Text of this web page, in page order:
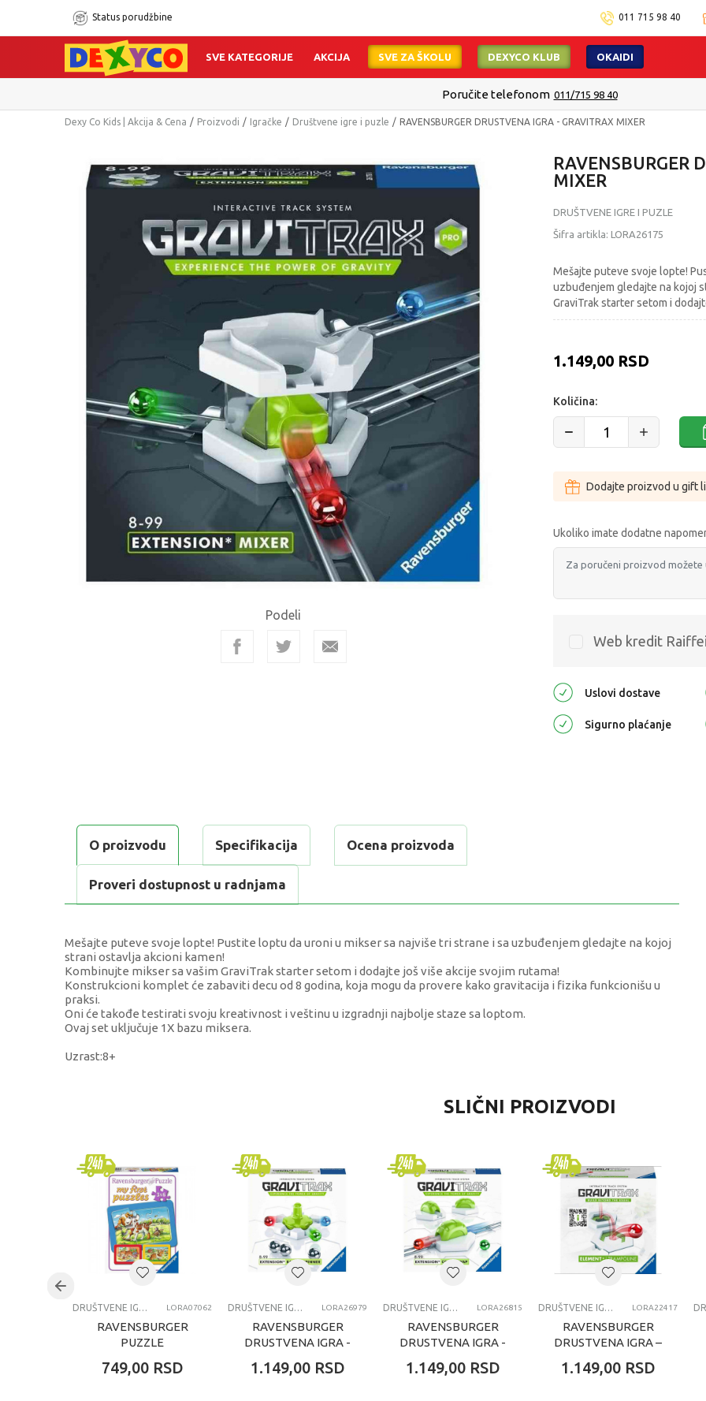
Status porudžbine 011 715 98 40
SVE KATEGORIJE AKCIJA SVE ZA ŠKOLU DEXYCO KLUB OKAIDI
Poručite telefonom 011/715 98 40
Dexy Co Kids | Akcija & Cena Proizvodi Igračke Društvene igre i puzle RAVENSBURGER DRUSTVENA IGRA - GRAVITRAX MIXER
Podeli
RAVENSBURGER
MIXER
DRUŠTVENE IGRE I PUZLE
Šifra artikla: LORA26175
Mešajte puteve svoje lopte!
uzbuđenjem gledajte na kojoj
GraviTrak starter setom i
1.149,00 RSD
Količina:
Dodajte proizvod u gift
Ukoliko imate dodatne
Web kredit
Uslovi dostave
Sigurno plaćanje
O proizvodu Specifikacija Ocena proizvoda
Proveri dostupnost u radnjama
Mešajte puteve svoje lopte! Pustite loptu da uroni u mikser sa najviše tri strane i sa uzbuđenjem gledajte na kojoj
strani ostavlja akcioni kamen!
Kombinujte mikser sa vašim GraviTrak starter setom i dodajte još više akcije svojim rutama!
Konstrukcioni komplet će zabaviti decu od 8 godina, koja mogu da provere kako gravitacija i fizika funkcionišu u
praksi.
Oni će takođe testirati svoju kreativnost i veštinu u izgradnji najbolje staze sa loptom.
Ovaj set uključuje 1X bazu miksera.
Uzrast:8+
Društvene igre i puzle
Brend Ravensburger
Uzrast
Kategorija DRUŠTVENE IGRE I PUZZLE
SLIČNI PROIZVODI
DRUŠTVENE IGRE I PUZLE LORA07062
RAVENSBURGER
PUZZLE
PRVE PUZZLE, 3 U
749,00 RSD
DRUŠTVENE IGRE I PUZLE LORA26979
RAVENSBURGER
DRUSTVENA IGRA -
DODATAK SPINER
1.149,00 RSD
DRUŠTVENE IGRE I PUZLE LORA26815
RAVENSBURGER
DRUSTVENA IGRA -
ZAMENA BOJA
1.149,00 RSD
DRUŠTVENE IGRE I PUZLE LORA22417
RAVENSBURGER
DRUSTVENA IGRA –
TRAMPOLINA
1.149,00 RSD